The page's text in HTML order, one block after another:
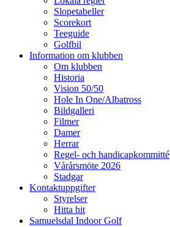
Slopetabeller
Scorekort
Teeguide
Golfbil
Information om klubben
Om klubben
Historia
Vision 50/50
Hole In One/Albatross
Bildgalleri
Filmer
Damer
Herrar
Regel- och handicapkommitté
Vårårsmöte 2026
Stadgar
Kontaktuppgifter
Styrelser
Hitta hit
Samuelsdal Indoor Golf